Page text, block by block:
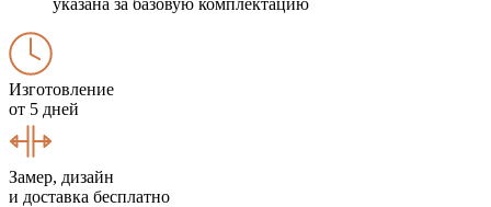
Изготовление
от 5 дней
Замер, дизайн
и доставка бесплатно